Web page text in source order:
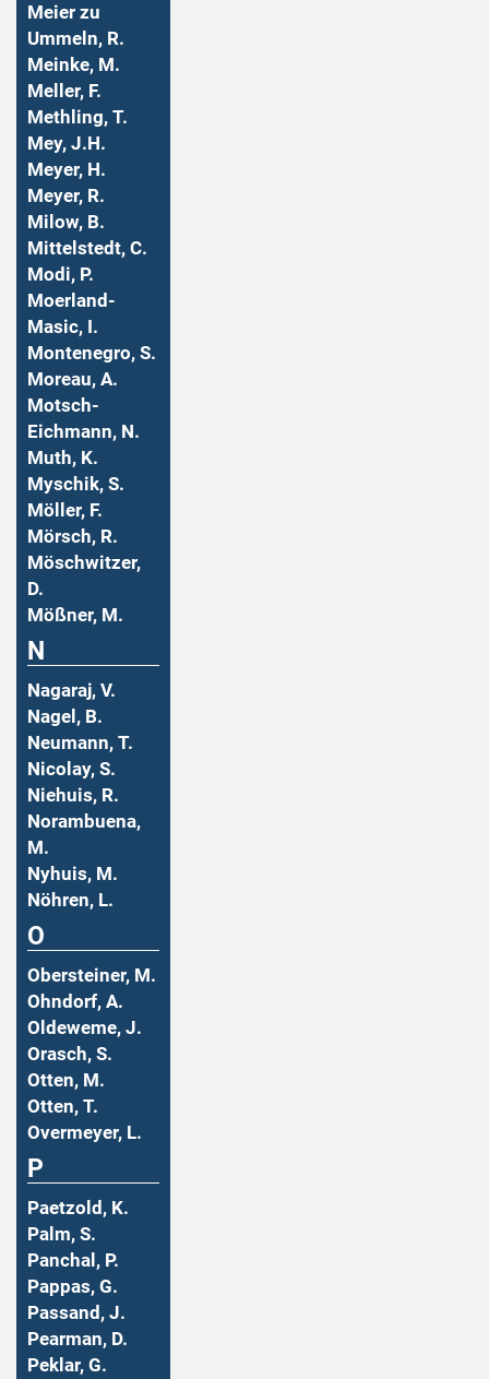
Meier zu
Ummeln, R.
Meinke, M.
Meller, F.
Methling, T.
Mey, J.H.
Meyer, H.
Meyer, R.
Milow, B.
Mittelstedt, C.
Modi, P.
Moerland-
Masic, I.
Montenegro, S.
Moreau, A.
Motsch-
Eichmann, N.
Muth, K.
Myschik, S.
Möller, F.
Mörsch, R.
Möschwitzer,
D.
Mößner, M.
N
Nagaraj, V.
Nagel, B.
Neumann, T.
Nicolay, S.
Niehuis, R.
Norambuena,
M.
Nyhuis, M.
Nöhren, L.
O
Obersteiner, M.
Ohndorf, A.
Oldeweme, J.
Orasch, S.
Otten, M.
Otten, T.
Overmeyer, L.
P
Paetzold, K.
Palm, S.
Panchal, P.
Pappas, G.
Passand, J.
Pearman, D.
Peklar, G.